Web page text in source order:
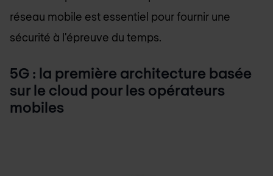
réseau mobile est essentiel pour fournir une
sécurité à l'épreuve du temps.
5G : la première architecture basée
sur le cloud pour les opérateurs
mobiles